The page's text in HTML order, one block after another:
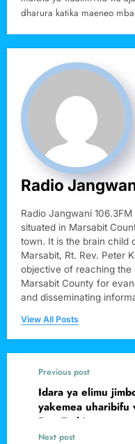
dharura katika maeneo
Radio
Radio Jangwani
situated in Marsabit
town. It is the brain child
Marsabit, Rt. Rev. Peter
objective of reaching the
Marsabit County for
and disseminating
View All Posts
Previous post
Idara ya elimu
yakemea uharibifu
Fam Turbi
Next post